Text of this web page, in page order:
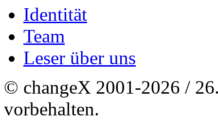
Identität
Team
Leser über uns
© changeX 2001-2026 /
vorbehalten.